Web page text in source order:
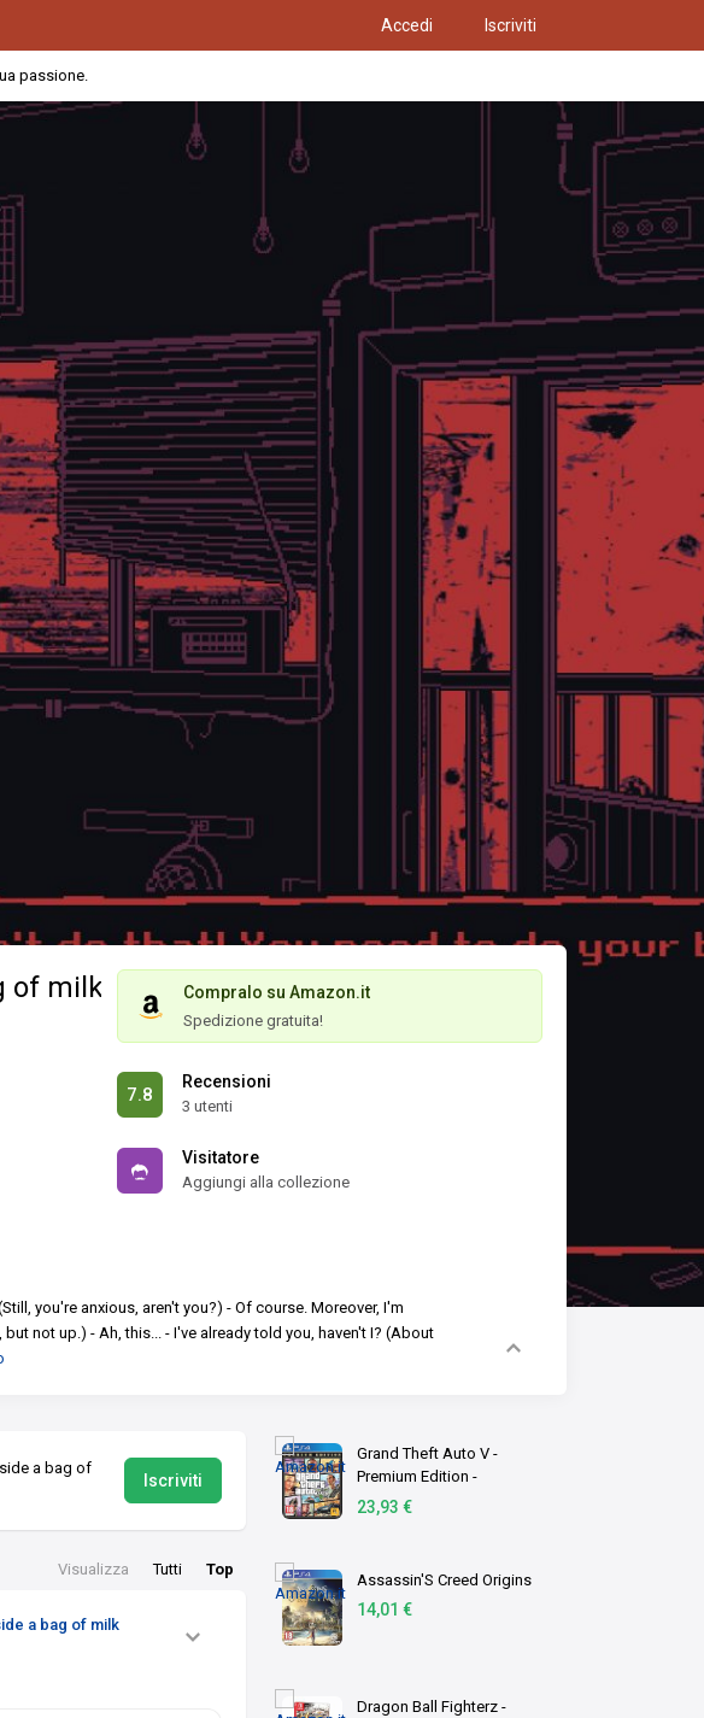
Accedi Iscriviti
passione.
of milk Compralo su Amazon.it
Spedizione gratuita!
7.8
Recensioni
3 utenti
Visitatore
Aggiungi alla collezione
you're anxious, aren't you?) - Of course. Moreover, I'm
but not up.) - Ah, this... - I've already told you, haven't I? (About
Grand Theft Auto V -
Premium Edition -
PlayStation 4 [Edizione IT]
23,93 €
Assassin'S Creed Origins
14,01 €
Dragon Ball Fighterz -
a bag of
Iscriviti
Visualizza Tutti Top
a bag of milk